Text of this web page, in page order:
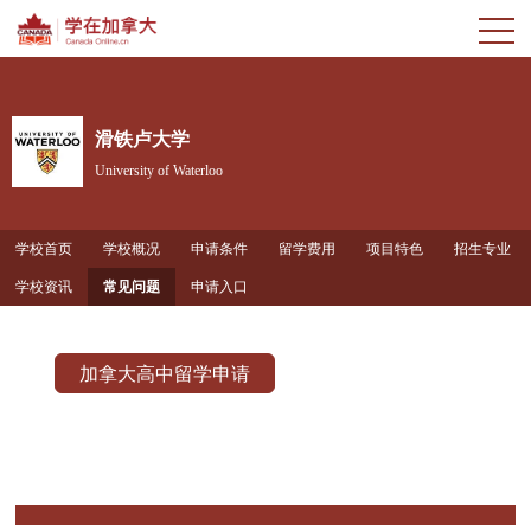
滑铁卢大学
University of Waterloo
学校首页 学校概况 申请条件 留学费用 项目特色 招生专业
学校资讯 常见问题 申请入口
加拿大高中留学申请